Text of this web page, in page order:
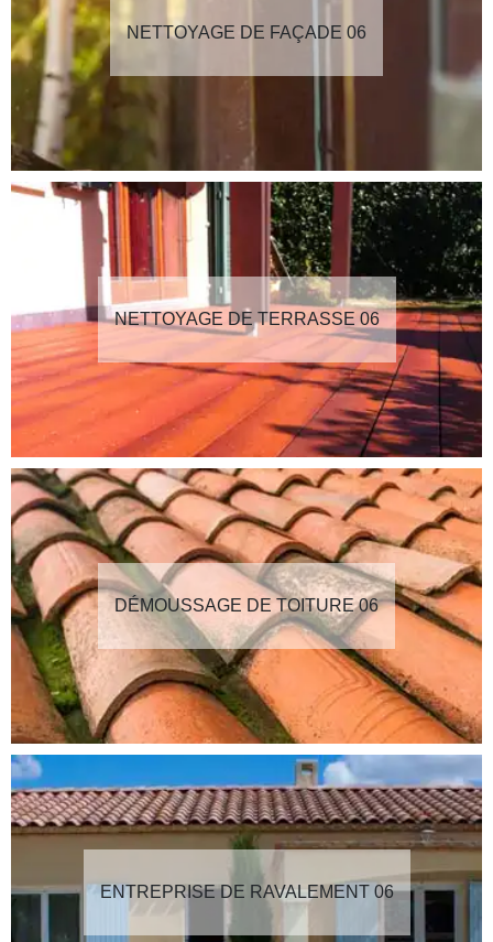
NETTOYAGE DE FAÇADE 06
NETTOYAGE DE TERRASSE 06
DÉMOUSSAGE DE TOITURE 06
ENTREPRISE DE RAVALEMENT 06